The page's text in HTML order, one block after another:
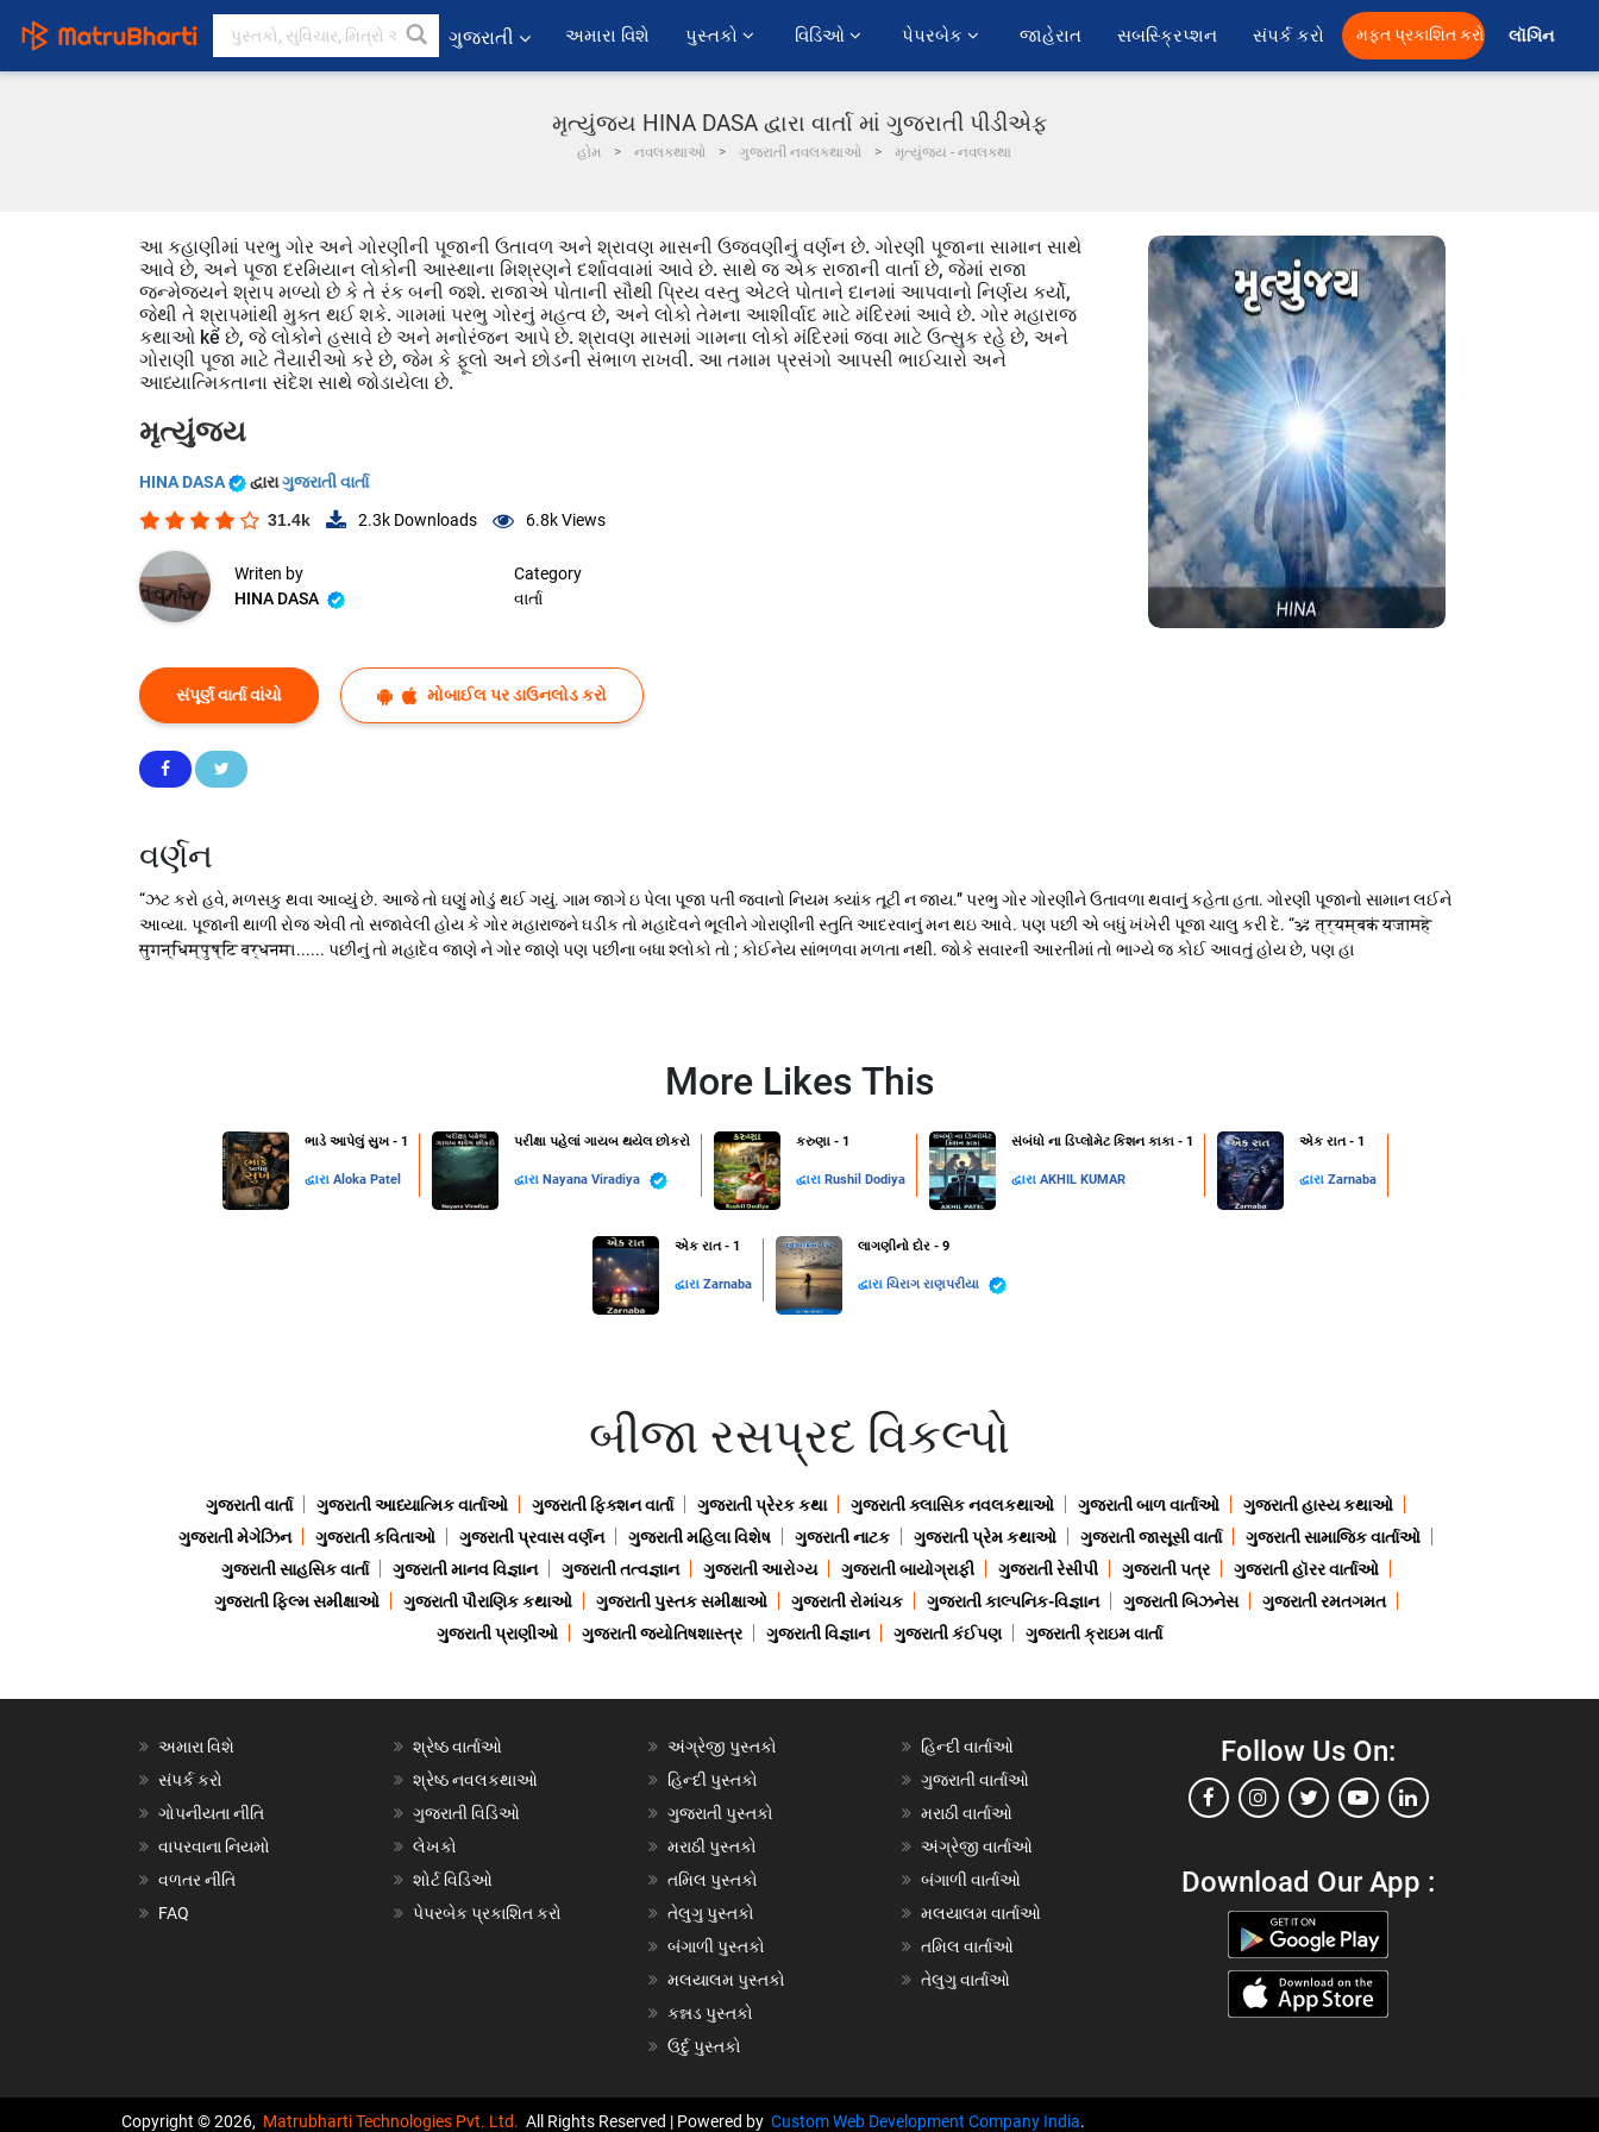
ગુજરાતી અમારા વિશે પુસ્તકો વિડિઓ પેપરબેક જાહેરાત સબસ્ક્રિપ્શન સંપર્ક કરો મફત પ્રકાશિત કરો લૉગિન
મૃત્યુંજય HINA DASA દ્વારા વાર્તા માં ગુજરાતી પીડીએફ
હોમ નવલકથાઓ ગુજરાતી નવલકથાઓ મૃત્યુંજય - નવલકથા
આ કહાણીમાં પરભુ ગોર અને ગોરણીની પૂજાની ઉતાવળ અને શ્રાવણ માસની ઉજવણીનું વર્ણન છે. ગોરણી પૂજાના સામાન સાથે
આવે છે, અને પૂજા દરમિયાન લોકોની આસ્થાના મિશ્રણને દર્શાવવામાં આવે છે. સાથે જ એક રાજાની વાર્તા છે, જેમાં રાજા
જન્મેજયને શ્રાપ મળ્યો છે કે તે રંક બની જશે. રાજાએ પોતાની સૌથી પ્રિય વસ્તુ એટલે પોતાને દાનમાં આપવાનો નિર્ણય કર્યો,
જેથી તે શ્રાપમાંથી મુક્ત થઈ શકે. ગામમાં પરભુ ગોરનું મહત્વ છે, અને લોકો તેમના આશીર્વાદ માટે મંદિરમાં આવે છે. ગોર મહારાજ
કથાઓ kể છે, જે લોકોને હસાવે છે અને મનોરંજન આપે છે. શ્રાવણ માસમાં ગામના લોકો મંદિરમાં જવા માટે ઉત્સુક રહે છે, અને
ગોરાણી પૂજા માટે તૈયારીઓ કરે છે, જેમ કે ફૂલો અને છોડની સંભાળ રાખવી. આ તમામ પ્રસંગો આપસી ભાઈચારો અને
આધ્યાત્મિકતાના સંદેશ સાથે જોડાયેલા છે.
મૃત્યુંજય
HINA DASA દ્વારાગુજરાતી વાર્તા
31.4k 2.3k Downloads 6.8kViews
Writen by
HINA DASA
Category
વાર્તા
સંપૂર્ણ વાર્તા વાંચો મોબાઈલ પર ડાઉનલોડ કરો
વર્ણન
“ઝટ કરો હવે, મળસકુ થવા આવ્યું છે. આજે તો ઘણું મોડું થઈ ગયું. ગામ જાગે ઇ પેલા પૂજા પતી જવાનો નિયમ ક્યાંક તૂટી ન જાય.” પરભુ ગોર ગોરણીને ઉતાવળા થવાનું કહેતા હતા. ગોરણી પૂજાનો સામાન લઈને
આવ્યા. પૂજાની થાળી રોજ એવી તો સજાવેલી હોય કે ગોર મહારાજને ઘડીક તો મહાદેવને ભૂલીને ગોરાણીની સ્તુતિ આદરવાનું મન થઇ આવે. પણ પછી એ બધું ખંખેરી પૂજા ચાલુ કરી દે. “ॐ त्र्यम्बकं यजामहे
सुगन्धिम्पुष्टि वर्धनम।...... પછીનું તો મહાદેવ જાણે ને ગોર જાણે પણ પછીના બધા શ્લોકો તો ; કોઈનેય સાંભળવા મળતા નથી. જોકે સવારની આરતીમાં તો ભાગ્યે જ કોઈ આવતું હોય છે, પણ હા
More Likes This
ભાડે આપેલું સુખ - 1
દ્વારા Aloka Patel
પરીક્ષા પહેલાં ગાયબ થયેલ છોકરો
દ્વારા Nayana Viradiya
કરુણા - 1
દ્વારા Rushil Dodiya
સંબંધો ના ડિપ્લોમેટ કિશન કાકા - 1
દ્વારા AKHIL KUMAR
એક રાત - 1
દ્વારા Zarnaba
એક રાત - 1
દ્વારા Zarnaba
લાગણીનો દોર - 9
દ્વારા ચિરાગ રાણપરીયા
બીજા રસપ્રદ વિકલ્પો
ગુજરાતી વાર્તા ગુજરાતી આધ્યાત્મિક વાર્તાઓ ગુજરાતી ફિક્શન વાર્તા ગુજરાતી પ્રેરક કથા ગુજરાતી ક્લાસિક નવલકથાઓ ગુજરાતી બાળ વાર્તાઓ
ગુજરાતી હાસ્ય કથાઓ
ગુજરાતી મેગેઝિન
ગુજરાતી કવિતાઓ ગુજરાતી પ્રવાસ વર્ણન ગુજરાતી મહિલા વિશેષ ગુજરાતી નાટક ગુજરાતી પ્રેમ કથાઓ ગુજરાતી જાસૂસી વાર્તા
ગુજરાતી સામાજિક વાર્તાઓ
ગુજરાતી સાહસિક વાર્તા
ગુજરાતી માનવ વિજ્ઞાન ગુજરાતી તત્વજ્ઞાન ગુજરાતી આરોગ્ય ગુજરાતી બાયોગ્રાફી ગુજરાતી રેસીપી ગુજરાતી પત્ર
ગુજરાતી હૉરર વાર્તાઓ
ગુજરાતી ફિલ્મ સમીક્ષાઓ
ગુજરાતી પૌરાણિક કથાઓ ગુજરાતી પુસ્તક સમીક્ષાઓ ગુજરાતી રોમાંચક ગુજરાતી કાલ્પનિક-વિજ્ઞાન ગુજરાતી બિઝનેસ
ગુજરાતી રમતગમત
ગુજરાતી પ્રાણીઓ
ગુજરાતી જ્યોતિષશાસ્ત્ર ગુજરાતી વિજ્ઞાન ગુજરાતી કંઈપણ ગુજરાતી ક્રાઇમ વાર્તા
અમારા વિશે
સંપર્ક કરો
ગોપનીયતા નીતિ
વાપરવાના નિયમો
વળતર નીતિ
FAQ
શ્રેષ્ઠ વાર્તાઓ
શ્રેષ્ઠ નવલકથાઓ
ગુજરાતી વિડિઓ
લેખકો
શોર્ટ વિડિઓ
પેપરબેક પ્રકાશિત કરો
અંગ્રેજી પુસ્તકો
હિન્દી પુસ્તકો
ગુજરાતી પુસ્તકો
મરાઠી પુસ્તકો
તમિલ પુસ્તકો
તેલુગુ પુસ્તકો
બંગાળી પુસ્તકો
મલયાલમ પુસ્તકો
કન્નડ પુસ્તકો
ઉર્દુ પુસ્તકો
હિન્દી વાર્તાઓ
ગુજરાતી વાર્તાઓ
મરાઠી વાર્તાઓ
અંગ્રેજી વાર્તાઓ
બંગાળી વાર્તાઓ
મલયાલમ વાર્તાઓ
તમિલ વાર્તાઓ
તેલુગુ વાર્તાઓ
Follow Us On:
Download Our App :
Copyright © 2026, Matrubharti Technologies Pvt. Ltd. All Rights Reserved | Powered by Custom Web Development Company India.